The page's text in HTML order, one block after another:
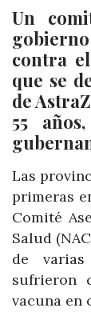
Un
contra
que se
de
55
Las
primeras
Comité
Salud
de
sufrieron
vacuna en